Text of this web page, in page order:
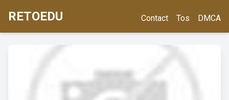
RETOEDU Contact Tos DMCA